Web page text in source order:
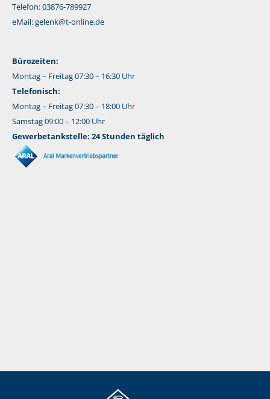
Telefon: 03876-789927
eMail:gelenk@t-online.de
Bürozeiten:
Montag – Freitag 07:30 – 16:30 Uhr
Telefonisch:
Montag – Freitag 07:30 – 18:00 Uhr
Samstag 09:00 – 12:00 Uhr
Gewerbetankstelle: 24 Stunden täglich